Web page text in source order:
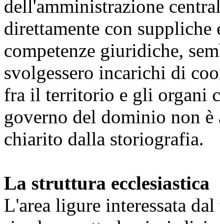
dell'amministrazione
direttamente con
competenze giuridiche,
svolgessero incarichi di
fra il territorio e gli organi
governo del dominio non è
chiarito dalla storiografia.
La struttura ecclesiastica
L'area ligure interessata